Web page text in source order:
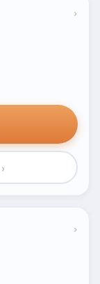
›
›
›